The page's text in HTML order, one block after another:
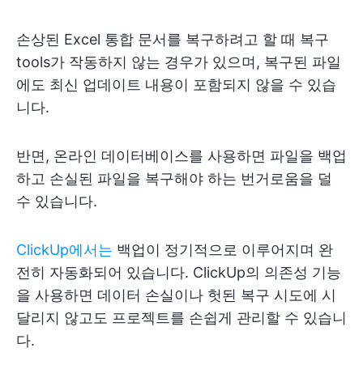
손상된 Excel 통합 문서를 복구하려고 할 때 복구
tools가 작동하지 않는 경우가 있으며, 복구된 파일
에도 최신 업데이트 내용이 포함되지 않을 수 있습
니다.
반면, 온라인 데이터베이스를 사용하면 파일을 백업
하고 손실된 파일을 복구해야 하는 번거로움을 덜
수 있습니다.
ClickUp에서는 백업이 정기적으로 이루어지며 완
전히 자동화되어 있습니다. ClickUp의 의존성 기능
을 사용하면 데이터 손실이나 헛된 복구 시도에 시
달리지 않고도 프로젝트를 손쉽게 관리할 수 있습니
다.